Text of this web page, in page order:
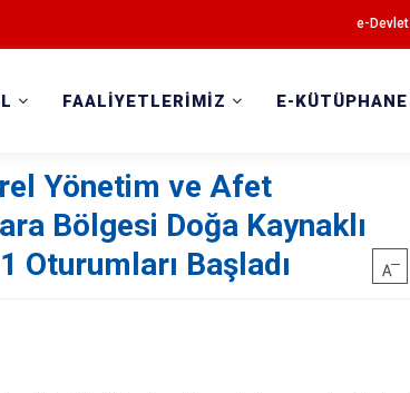
e-Devlet
FAALİYETLERİMİZ E-KÜTÜPHANE
Yönetim ve Afet
Bölgesi Doğa Kaynaklı
Oturumları Başladı